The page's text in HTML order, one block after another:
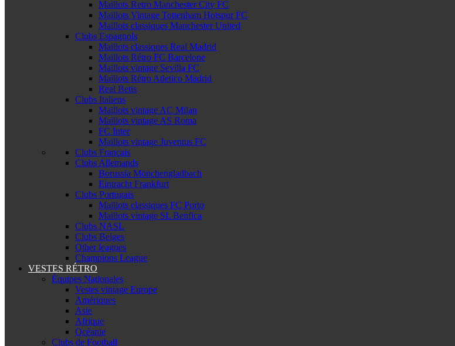
Maillots Retro Manchester City FC
Maillots Vintage Tottenham Hotspur FC
Maillots classiques Manchester United
Clubs Espagnols
Maillots classiques Real Madrid
Maillots Rétro FC Barcelone
Maillots vintage Sevilla FC
Maillots Rétro Atletico Madrid
Real Betis
Clubs Italiens
Maillots vintage AC Milan
Maillots vintage AS Roma
FC Inter
Maillots vintage Juventus FC
Clubs Français
Clubs Allemands
Borussia Mönchengladbach
Eintracht Frankfurt
Clubs Portugais
Maillots classiques FC Porto
Maillots vintage SL Benfica
Clubs NASL
Clubs Belges
Other leagues
Champions League
VESTES RÉTRO
Équipes Nationales
Vestes vintage Europe
Amériques
Asie
Afrique
Océanie
Clubs de Football